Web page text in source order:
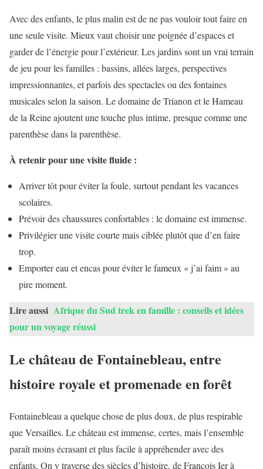
Avec des enfants, le plus malin est de ne pas vouloir tout faire en
une seule visite. Mieux vaut choisir une poignée d’espaces et
garder de l’énergie pour l’extérieur. Les jardins sont un vrai terrain
de jeu pour les familles : bassins, allées larges, perspectives
impressionnantes, et parfois des spectacles ou des fontaines
musicales selon la saison. Le domaine de Trianon et le Hameau
de la Reine ajoutent une touche plus intime, presque comme une
parenthèse dans la parenthèse.
À retenir pour une visite fluide :
Arriver tôt pour éviter la foule, surtout pendant les vacances
scolaires.
Prévoir des chaussures confortables : le domaine est immense.
Privilégier une visite courte mais ciblée plutôt que d’en faire
trop.
Emporter eau et encas pour éviter le fameux « j’ai faim » au
pire moment.
Lire aussi Afrique du Sud trek en famille : conseils et idées
pour un voyage réussi
Le château de Fontainebleau, entre
histoire royale et promenade en forêt
Fontainebleau a quelque chose de plus doux, de plus respirable
que Versailles. Le château est immense, certes, mais l’ensemble
paraît moins écrasant et plus facile à appréhender avec des
enfants. On y traverse des siècles d’histoire, de François Ier à